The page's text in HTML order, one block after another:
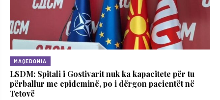
MAQEDONIA
LSDM: Spitali i Gostivarit nuk ka kapacitete për tu
përballur me epideminë, po i dërgon pacientët në
Tetovë